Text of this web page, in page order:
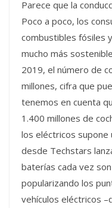
Parece que la
Poco a poco, los
combustibles fósiles
mucho más
2019, el número de
millones, cifra que
tenemos en cuenta
1.400 millones de
los eléctricos supone
desde Techstars
baterías cada vez
popularizando los
vehículos eléctricos